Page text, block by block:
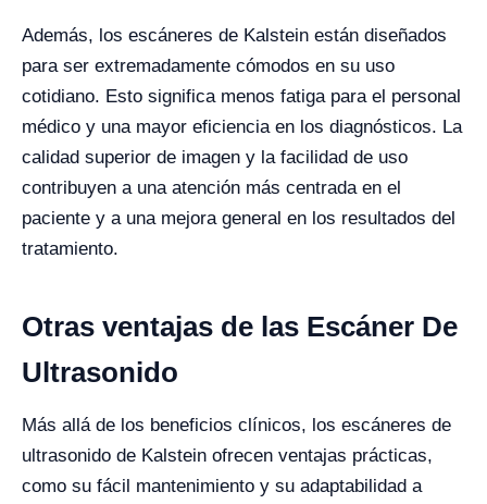
Además, los escáneres de Kalstein están diseñados
para ser extremadamente cómodos en su uso
cotidiano. Esto significa menos fatiga para el personal
médico y una mayor eficiencia en los diagnósticos. La
calidad superior de imagen y la facilidad de uso
contribuyen a una atención más centrada en el
paciente y a una mejora general en los resultados del
tratamiento.
Otras ventajas de las Escáner De
Ultrasonido
Más allá de los beneficios clínicos, los escáneres de
ultrasonido de Kalstein ofrecen ventajas prácticas,
como su fácil mantenimiento y su adaptabilidad a